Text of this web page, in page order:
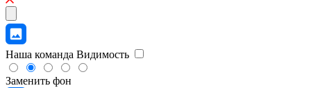
Наша команда Видимость
Заменить фон